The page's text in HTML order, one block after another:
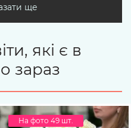
ще
які є в
зараз
На фото 49 шт.